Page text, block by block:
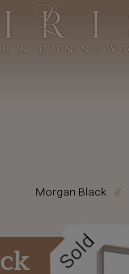
Morgan Black
Sold